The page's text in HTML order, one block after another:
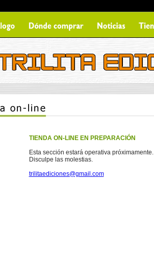
TIENDA ON-LINE EN PREPARACIÓN
Esta sección estará operativa próximamente.
Disculpe las molestias.
trilitaediciones@gmail.com